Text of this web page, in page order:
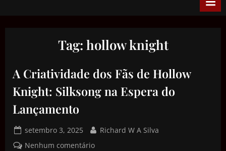
Tag: hollow knight
A Criatividade dos Fãs de Hollow
Knight: Silksong na Espera do
Lançamento
setembro 3, 2025
Richard W A Silva
Nenhum comentário